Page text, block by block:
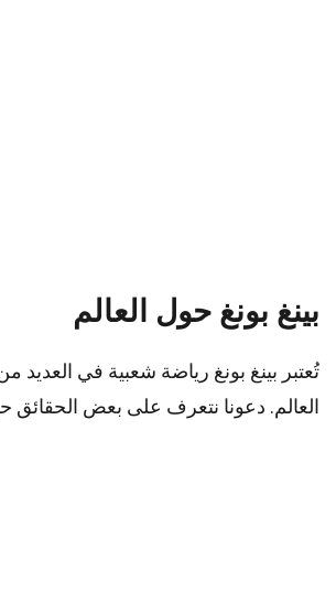
بينغ بونغ حول العالم
تُعتبر بينغ بونغ رياضة شعبية في العديد
العالم. دعونا نتعرف على بعض الحقائق